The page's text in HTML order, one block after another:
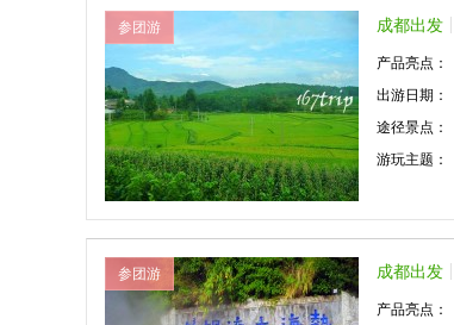
参团游 成都出发
产品亮点：
出游日期：
途径景点：
游玩主题：
参团游 成都出发
产品亮点：